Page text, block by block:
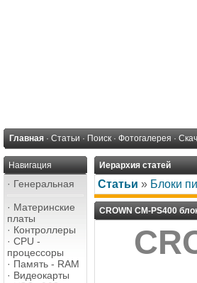
Главная · Статьи · Поиск · Фотогалерея ·
Навигация
· Генеральная
· Материнские
платы
· Контроллеры
· CPU -
процессоры
· Память - RAM
· Видеокарты
Иерархия статей
Статьи » Блоки
CROWN CM-PS400